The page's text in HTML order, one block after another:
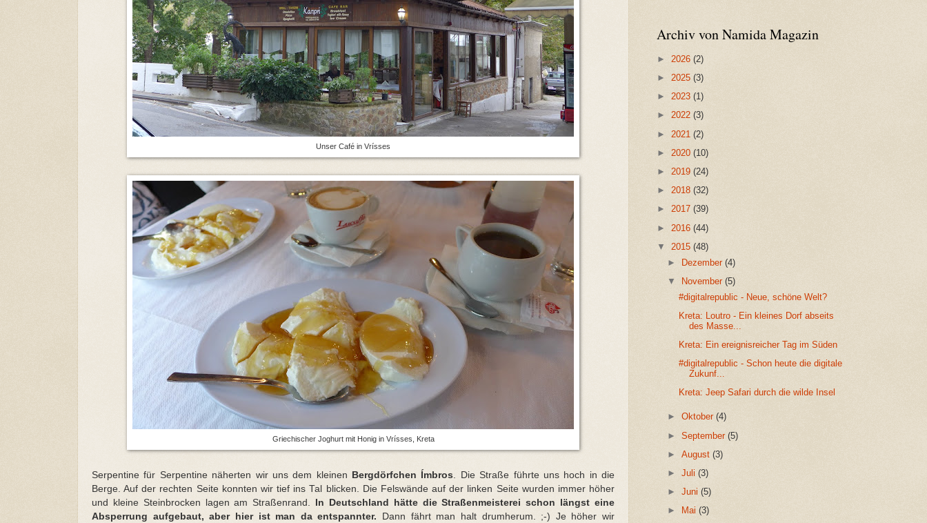
Unser Café in Vrísses
Griechischer Joghurt mit Honig in Vrísses, Kreta
Serpentine für Serpentine näherten wir uns dem kleinen Bergdörfchen Ímbros. Die Straße führte uns hoch in die
Berge. Auf der rechten Seite konnten wir tief ins Tal blicken. Die Felswände auf der linken Seite wurden immer höher
und kleine Steinbrocken lagen am Straßenrand.
In Deutschland hätte die Straßenmeisterei schon längst eine
Absperrung aufgebaut, aber hier ist man da entspannter. Dann fährt man halt drumherum. ;-) Je höher wir
Archiv von Namida Magazin
► 2026 (2)
► 2025 (3)
► 2023 (1)
► 2022 (3)
► 2021 (2)
► 2020 (10)
► 2019 (24)
► 2018 (32)
► 2017 (39)
► 2016 (44)
▼ 2015 (48)
► Dezember(4)
▼
November(5)
#digitalrepublic - Neue, schöne Welt?
Kreta: Loutro - Ein kleines Dorf abseits
des Masse...
Kreta: Ein ereignisreicher Tag im Süden
#digitalrepublic - Schon heute die digitale
Zukunf...
Kreta: Jeep Safari durch die wilde Insel
►Oktober(4)
►September(5)
►August(3)
►Juli(3)
►Juni(5)
►
Mai(3)